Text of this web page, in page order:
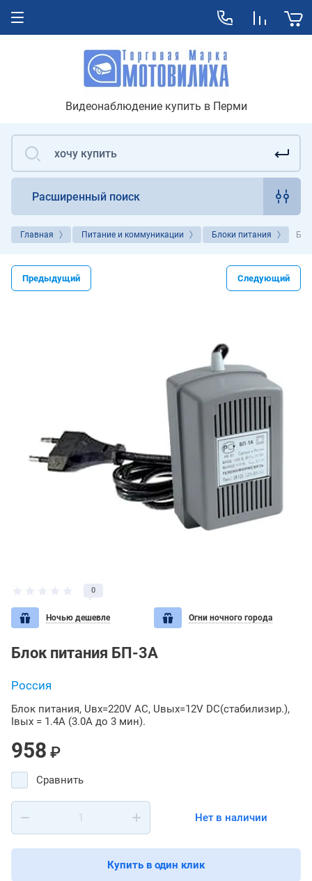
Видеонаблюдение купить в Перми
Расширенный поиск
Главная Питание и коммуникации Блоки питания
Предыдущий Следующий
0
Ночью дешевле Огни ночного города
Блок питания БП-3А
Россия
Блок питания, Uвх=220V AC, Uвых=12V DC(стабилизир.),
Iвых = 1.4A (3.0А до 3 мин).
958 ₽
Сравнить
Нет в наличии
Купить в один клик